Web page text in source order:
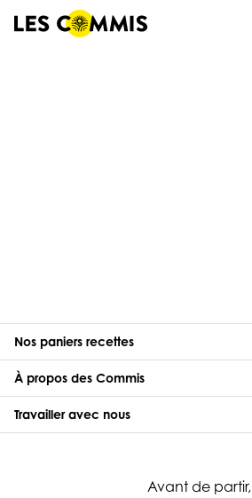
Nos paniers recettes
À propos des Commis
Travailler avec nous
Avant de partir,